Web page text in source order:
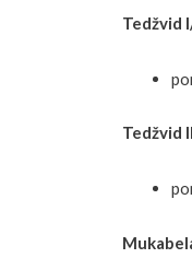
Tedžvid
Tedžvid